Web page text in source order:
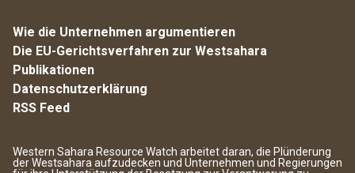
Wie die Unternehmen argumentieren
Die EU-Gerichtsverfahren zur Westsahara
Publikationen
Datenschutzerklärung
RSS Feed
Western Sahara Resource Watch arbeitet daran, die Plünderung
der Westsahara aufzudecken und Unternehmen und Regierungen